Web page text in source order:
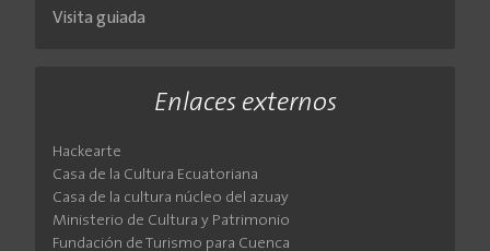
Visita guiada
Enlaces externos
Hackearte
Casa de la Cultura Ecuatoriana
Casa de la cultura núcleo del azuay
Ministerio de Cultura y Patrimonio
Fundación de Turismo para Cuenca